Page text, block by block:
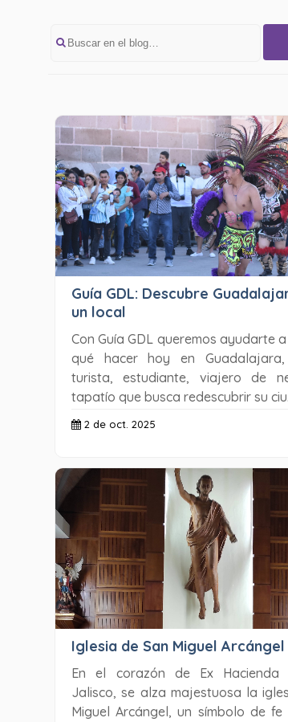
Guía GDL: Descubre
un local
Con Guía GDL queremos ayudarte
qué hacer hoy en
turista, estudiante, viajero de
tapatío que busca redescubrir su
2 de oct. 2025
Iglesia de San Miguel Arcángel
En el corazón de Ex Hacienda
Jalisco, se alza majestuosa la
Miguel Arcángel, un símbolo de